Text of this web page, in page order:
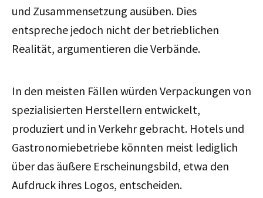
und Zusammensetzung ausüben. Dies
entspreche jedoch nicht der betrieblichen
Realität, argumentieren die Verbände.
In den meisten Fällen würden Verpackungen von
spezialisierten Herstellern entwickelt,
produziert und in Verkehr gebracht. Hotels und
Gastronomiebetriebe könnten meist lediglich
über das äußere Erscheinungsbild, etwa den
Aufdruck ihres Logos, entscheiden.